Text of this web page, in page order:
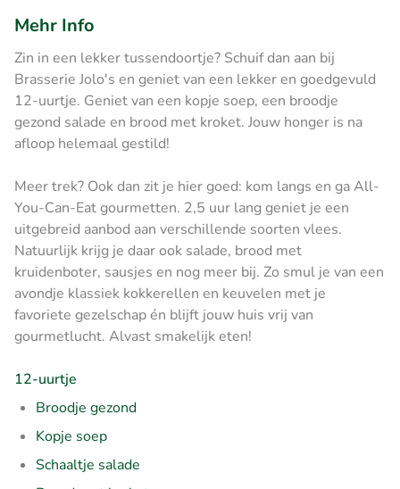
Mehr Info
Zin in een lekker tussendoortje? Schuif dan aan bij
Brasserie Jolo's en geniet van een lekker en goedgevuld
12-uurtje. Geniet van een kopje soep, een broodje
gezond salade en brood met kroket. Jouw honger is na
afloop helemaal gestild!
Meer trek? Ook dan zit je hier goed: kom langs en ga All-
You-Can-Eat gourmetten. 2,5 uur lang geniet je een
uitgebreid aanbod aan verschillende soorten vlees.
Natuurlijk krijg je daar ook salade, brood met
kruidenboter, sausjes en nog meer bij. Zo smul je van een
avondje klassiek kokkerellen en keuvelen met je
favoriete gezelschap én blijft jouw huis vrij van
gourmetlucht. Alvast smakelijk eten!
12-uurtje
Broodje gezond
Kopje soep
Schaaltje salade